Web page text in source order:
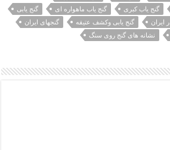
گنج یاب کبری گنج یاب ماهواره ای
گنج یابی
ایران گنج یابی وکشف عتیقه
گنجهای ایران
نشانه های گنج روی سنگ